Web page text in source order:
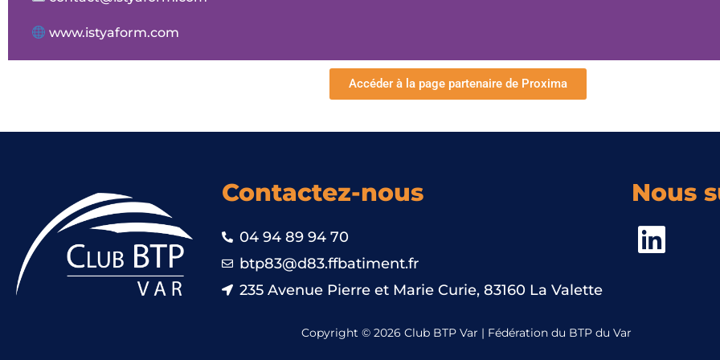
www.istyaform.com
Accéder à la page partenaire de Proxima
Contactez-nous
04 94 89 94 70
btp83@d83.ffbatiment.fr
235 Avenue Pierre et Marie Curie, 83160 La Valette
Nous
Copyright © 2026 Club BTP Var | Fédération du BTP du Var